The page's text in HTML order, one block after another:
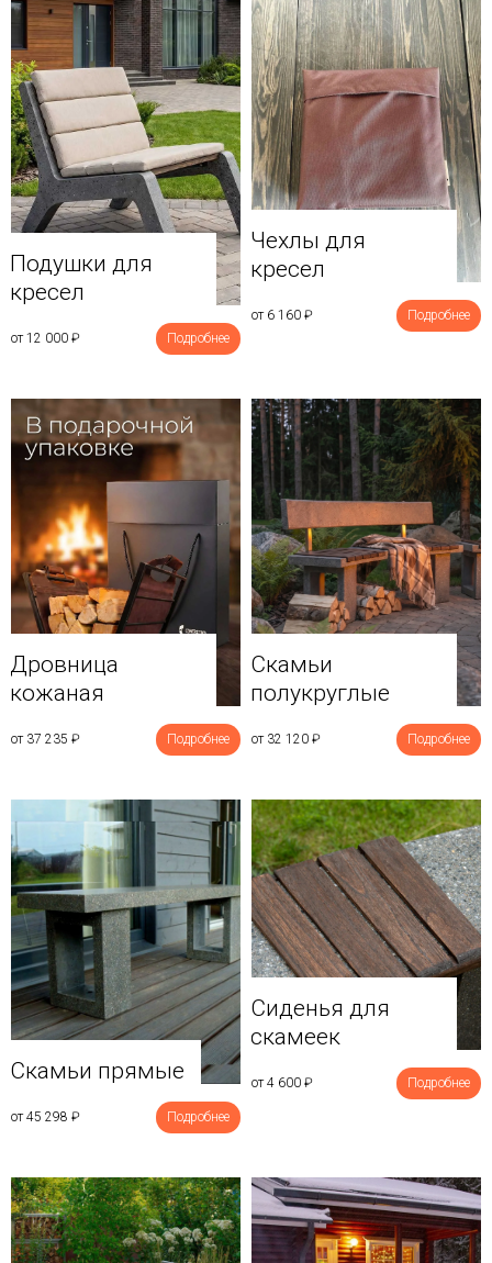
Подушки для
кресел
от 12 000 ₽ Подробнее
Чехлы для
кресел
от 6 160 ₽ Подробнее
Дровница
кожаная
от 37 235 ₽ Подробнее
Скамьи
полукруглые
от 32 120 ₽ Подробнее
Скамьи прямые
от 45 298 ₽ Подробнее
Сиденья для
скамеек
от 4 600 ₽ Подробнее